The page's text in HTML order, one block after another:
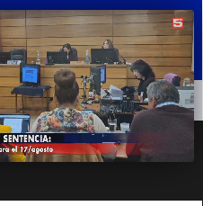
ECONOMÍA